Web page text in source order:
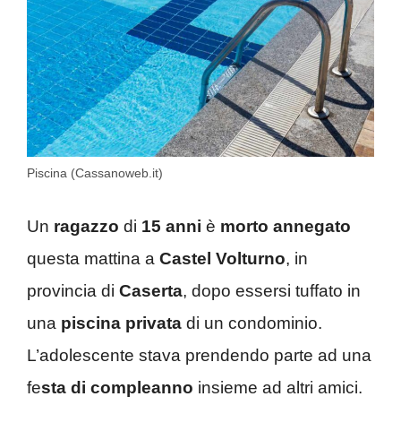
Piscina (Cassanoweb.it)
Un ragazzo di 15 anni è morto annegato
questa mattina a Castel Volturno, in
provincia di Caserta, dopo essersi tuffato in
una piscina privata di un condominio.
L’adolescente stava prendendo parte ad una
festa di compleanno insieme ad altri amici.